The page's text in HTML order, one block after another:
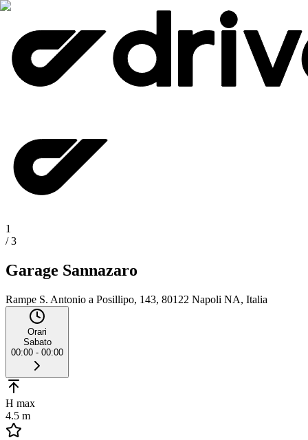
1
/3
Garage Sannazaro
Rampe S. Antonio a Posillipo, 143, 80122 Napoli NA, Italia
Orari
Sabato
00:00 - 00:00
H max
4.5 m